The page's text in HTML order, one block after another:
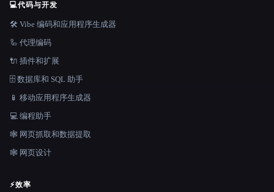
💻代码与开发
🛠️ Vibe 编码和应用程序生成器
🦾 代理编码
🔌 插件和扩展
🗄️ 数据库和 SQL 助手
📱 移动应用程序生成器
💻 编程助手
🕸️ 网页抓取和数据提取
🕸 网页设计
⚡效率